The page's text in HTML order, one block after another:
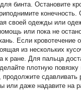
бинта. Остановите
своей одежды или
или пока не
Если кровотечение
из нескольких
к ране. Для пальца
плотную повязку
сдавливать
или даже надавите на